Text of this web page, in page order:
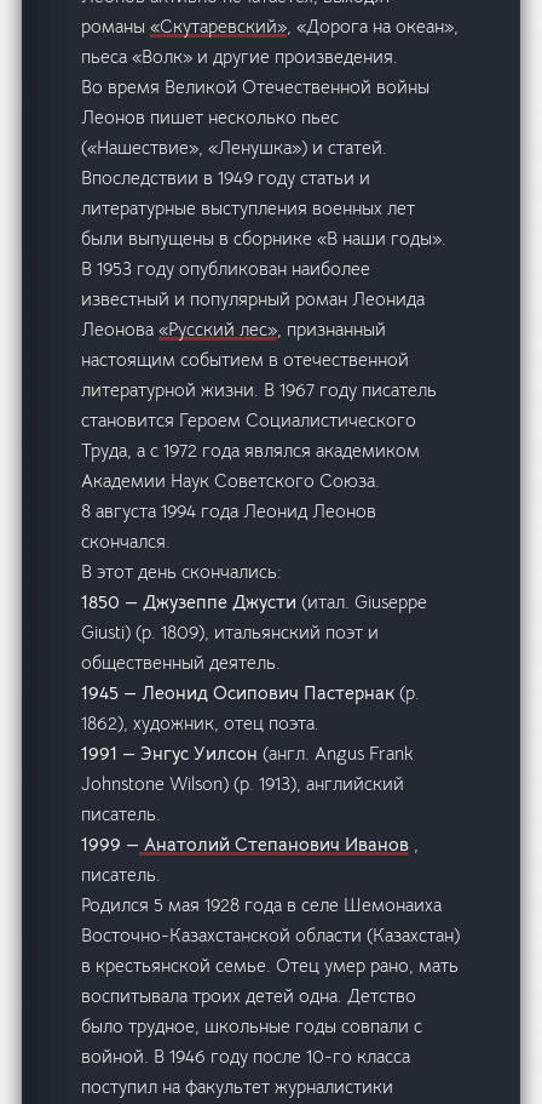
романы«Скутаревский», «Дорога на океан»,
пьеса «Волк» и другие произведения.
Во время Великой Отечественной войны
Леонов пишет несколько пьес
(«Нашествие», «Ленушка») и статей.
Впоследствии в 1949 году статьи и
литературные выступления военных лет
были выпущены в сборнике «В наши годы».
В 1953 году опубликован наиболее
известный и популярный роман Леонида
Леонова«Русский лес», признанный
настоящим событием в отечественной
литературной жизни. В 1967 году писатель
становится Героем Социалистического
Труда, а с 1972 года являлся академиком
Академии Наук Советского Союза.
8 августа 1994 года Леонид Леонов
скончался.
В этот день скончались:
1850 — Джузеппе Джусти(итал. Giuseppe
Giusti) (р. 1809), итальянский поэт и
общественный деятель.
1945 — Леонид Осипович Пастернак(р.
1862), художник, отец поэта.
1991 — Энгус Уилсон(англ. Angus Frank
Johnstone Wilson) (р. 1913), английский
писатель.
1999 — Анатолий Степанович Иванов ,
писатель.
Родился 5 мая 1928 года в селе Шемонаиха
Восточно-Казахстанской области (Казахстан)
в крестьянской семье. Отец умер рано, мать
воспитывала троих детей одна. Детство
было трудное, школьные годы совпали с
войной. В 1946 году после 10-го класса
поступил на факультет журналистики